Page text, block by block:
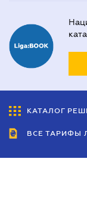
КАТАЛОГ
ВСЕ ТАРИФЫ